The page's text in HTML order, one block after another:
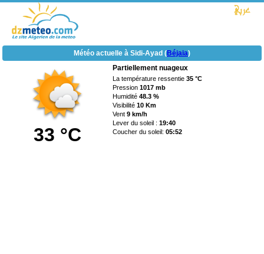
Météo actuelle à Sidi-Ayad (Béjaia)
33 °C
Partiellement nuageux
La température ressentie35 °C
Pression1017 mb
Humidité48.3 %
Visibilité10 Km
Vent9 km/h
Lever du soleil :19:40
Coucher du soleil:05:52